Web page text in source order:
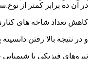
در آن ده برابر کمتر از
کاهش تعداد شاخه های
و در نتیجه بالا رفتن
نیروهای فیزیکی یا